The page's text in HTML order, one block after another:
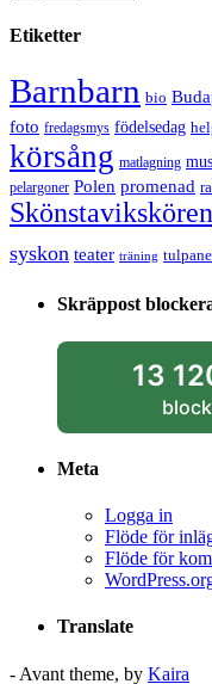
Etiketter
Barnbarn bio
foto fredagsmys födelsedag
körsång matlagning
pelargoner Polen promenad
Skönstavikskören
syskon teater träning
Skräppost
13
Meta
Logga in
Flöde för
Flöde för
Translate
- Avant theme, by Kaira